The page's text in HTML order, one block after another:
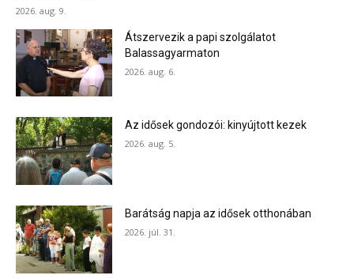
2026. aug. 9.
Átszervezik a papi szolgálatot
Balassagyarmaton
2026. aug. 6.
Az idősek gondozói: kinyújtott kezek
2026. aug. 5.
Barátság napja az idősek otthonában
2026. júl. 31.